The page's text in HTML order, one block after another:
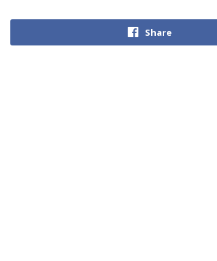
Share